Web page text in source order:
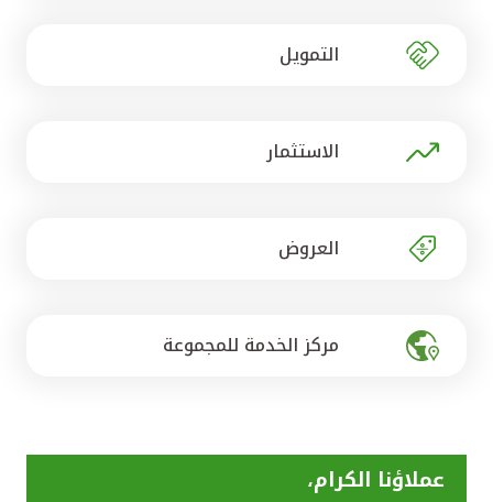
مصر
التمويل
الاستثمار
العروض
مركز الخدمة للمجموعة
عملاؤنا الكرام،